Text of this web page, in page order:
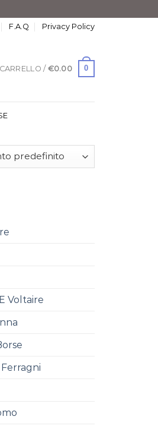
F.A.Q Privacy Policy
CARRELLO / €0.00 0
Voltaire
Ferragni